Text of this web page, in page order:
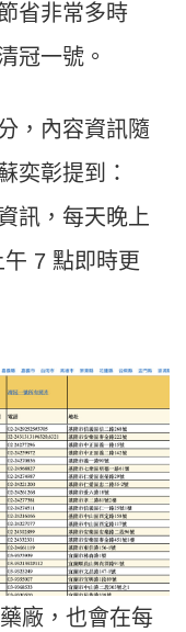
省非常多時
冠一號。
，內容資訊隨
奕彰提到：
訊，每天晚上
7 點即時更
廠，也會在每